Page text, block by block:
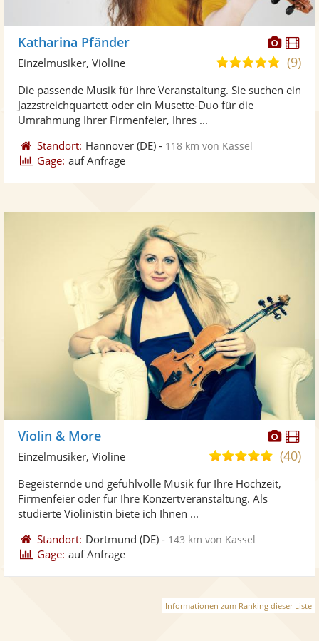
Fotos
Katharina Pfänder
5,0
5
(9)
Einzelmusiker, Violine
Die passende Musik für Ihre Veranstaltung. Sie suchen ein
Jazzstreichquartett oder ein Musette-Duo für die
Umrahmung Ihrer Firmenfeier, Ihres ...
Standort: Hannover (DE) - 118 km von Kassel
Gage: auf Anfrage
Violin & More
5,0
5
(40)
Einzelmusiker, Violine
Begeisternde und gefühlvolle Musik für Ihre Hochzeit,
Firmenfeier oder für Ihre Konzertveranstaltung. Als
studierte Violinistin biete ich Ihnen ...
Standort: Dortmund (DE) - 143 km von Kassel
Gage: auf Anfrage
Informationen zum Ranking dieser Liste